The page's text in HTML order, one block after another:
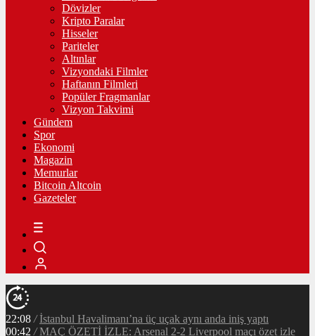
Dövizler
Kripto Paralar
Hisseler
Pariteler
Altınlar
Vizyondaki Filmler
Haftanın Filmleri
Popüler Fragmanlar
Vizyon Takvimi
Gündem
Spor
Ekonomi
Magazin
Memurlar
Bitcoin Altcoin
Gazeteler
22:08 / İstanbul Havalimanı’na üç uçak aynı anda iniş yaptı
00:42 / MAÇ ÖZETİ İZLE: Arsenal 2-2 Liverpool maçı özet izle